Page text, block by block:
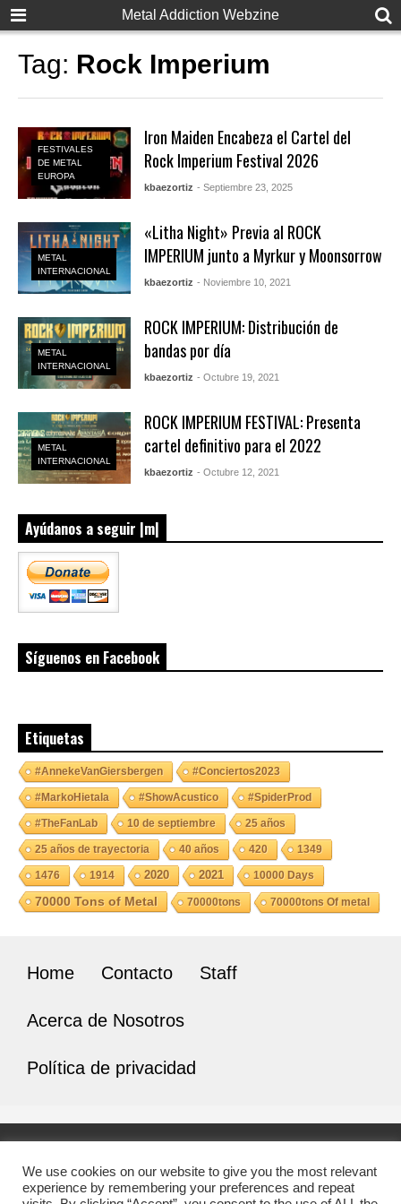
Metal Addiction Webzine
Tag: Rock Imperium
FESTIVALES
DE METAL
EUROPA
Iron Maiden Encabeza el Cartel del
Rock Imperium Festival 2026
kbaezortiz - Septiembre 23, 2025
METAL
INTERNACIONAL
«Litha Night» Previa al ROCK
IMPERIUM junto a Myrkur y Moonsorrow
kbaezortiz - Noviembre 10, 2021
METAL
INTERNACIONAL
ROCK IMPERIUM: Distribución de
bandas por día
kbaezortiz - Octubre 19, 2021
METAL
INTERNACIONAL
ROCK IMPERIUM FESTIVAL: Presenta
cartel definitivo para el 2022
kbaezortiz - Octubre 12, 2021
Ayúdanos a seguir |m|
Síguenos en Facebook
Etiquetas
#AnnekeVanGiersbergen #Conciertos2023
#MarkoHietala #ShowAcustico #SpiderProd
#TheFanLab 10 de septiembre 25 años
25 años de trayectoria 40 años 420 1349
1476 1914 2020 2021 10000 Days
70000 Tons of Metal 70000tons 70000tons Of metal
Home Contacto Staff
Acerca de Nosotros
Política de privacidad
BUSCAR EN EL SITIO
We use cookies on our website to give you the most relevant
experience by remembering your preferences and repeat